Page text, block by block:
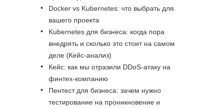
Docker vs Kubernetes: что выбрать для
вашего проекта
Kubernetes для бизнеса: когда пора
внедрять и сколько это стоит на самом
деле (Кейс-анализ)
Кейс: как мы отразили DDoS-атаку на
финтех-компанию
Пентест для бизнеса: зачем нужно
тестирование на проникновение и